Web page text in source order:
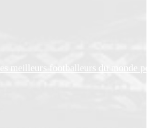
meilleurs footballeurs du monde